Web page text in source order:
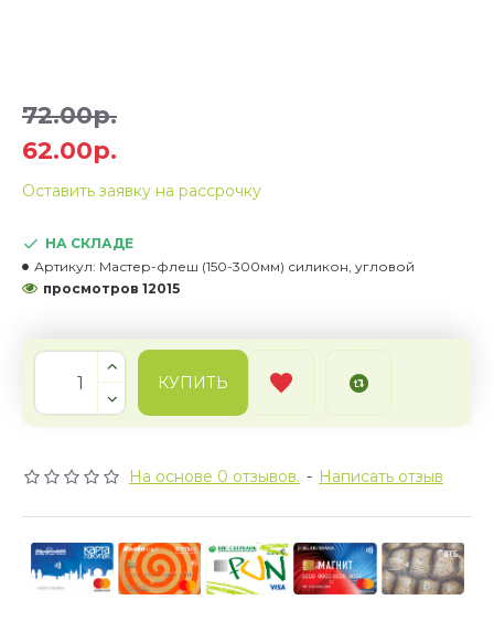
НА СКЛАДЕ
Артикул: Мастер-флеш (150-300мм) силикон, угловой
просмотров 12015
На основе 0 отзывов. - Написать отзыв
62.00р.
72.00р.
Оставить заявку на рассрочку
КУПИТЬ